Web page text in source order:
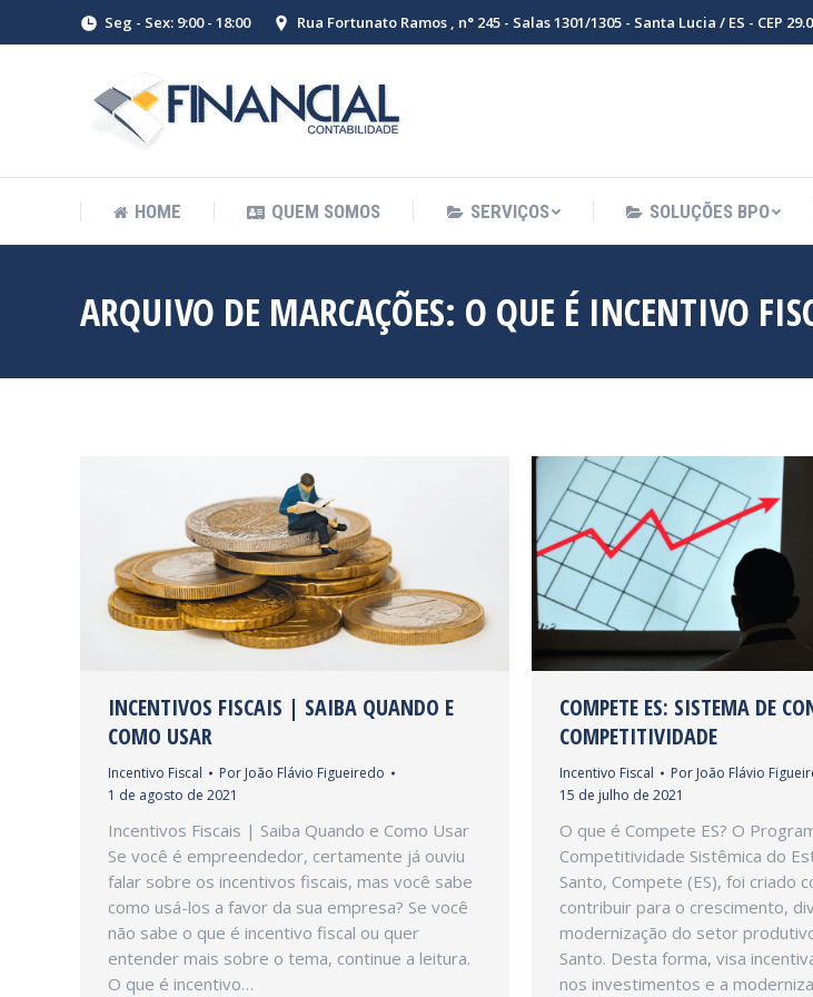
Seg - Sex: 9:00 - 18:00 Rua Fortunato Ramos , n° 245 - Salas 1301/1305 - Santa Lucia / ES - CEP
HOME QUEM SOMOS SERVIÇOS SOLUÇÕES BPO
ARQUIVO DE MARCAÇÕES: O QUE É INCENTIVO
INCENTIVOS FISCAIS | SAIBA QUANDO E
COMO USAR
Incentivo Fiscal Por João Flávio Figueiredo
1 de agosto de 2021
Incentivos Fiscais | Saiba Quando e Como Usar
Se você é empreendedor, certamente já ouviu
falar sobre os incentivos fiscais, mas você sabe
como usá-los a favor da sua empresa? Se você
não sabe o que é incentivo fiscal ou quer
entender mais sobre o tema, continue a leitura.
O que é incentivo…
COMPETE ES: SISTEMA DE
COMPETITIVIDADE
Incentivo Fiscal Por João Flávio
15 de julho de 2021
O que é Compete ES? O
Competitividade Sistêmica do
Santo, Compete (ES), foi criado
contribuir para o crescimento,
modernização do setor
Santo. Desta forma, visa
nos investimentos e a